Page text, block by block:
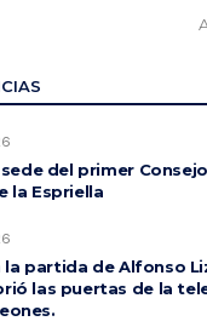
sede del primer
la Espriella
la partida de Alfonso
las puertas de la